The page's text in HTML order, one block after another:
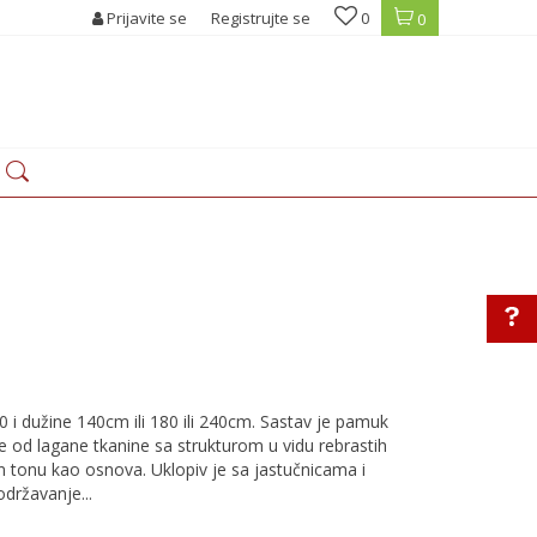
0
0
Prijavite se Registrujte se
i dužine 140cm ili 180 ili 240cm. Sastav je pamuk
od lagane tkanine sa strukturom u vidu rebrastih
tonu kao osnova. Uklopiv je sa jastučnicama i
...